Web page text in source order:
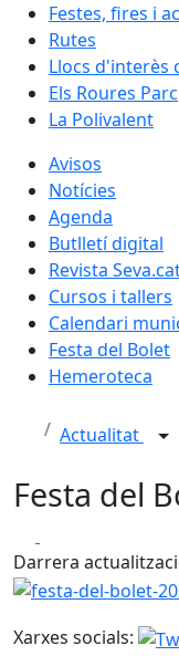
Festes, fires i
Rutes
Llocs d'interès
Els Roures Parc
La Polivalent
Avisos
Notícies
Agenda
Butlletí digital
Revista
Cursos i tallers
Calendari
Festa del Bolet
Hemeroteca
Actualitat
Festa del
Darrera
festa-del-bolet-2023
Xarxes socials: